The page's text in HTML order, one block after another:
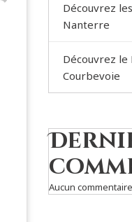
Découvrez
Nanterre
Découvrez le
Courbevoie
Aucun